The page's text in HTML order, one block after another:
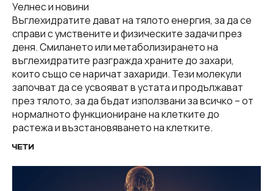
Уелнес и новини
Въглехидратите дават на тялото енергия, за да се
справи с умствените и физическите задачи през
деня. Смилането или метаболизирането на
въглехидратите разгражда храните до захари,
които също се наричат ​​захариди. Тези молекули
започват да се усвояват в устата и продължават
през тялото, за да бъдат използвани за всичко – от
нормалното функциониране на клетките до
растежа и възстановяването на клетките.
ЧЕТИ